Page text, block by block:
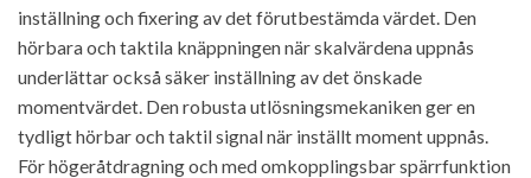
inställning och fixering av det förutbestämda värdet. Den
hörbara och taktila knäppningen när skalvärdena uppnås
underlättar också säker inställning av det önskade
momentvärdet. Den robusta utlösningsmekaniken ger en
tydligt hörbar och taktil signal när inställt moment uppnås.
För högeråtdragning och med omkopplingsbar spärrfunktion